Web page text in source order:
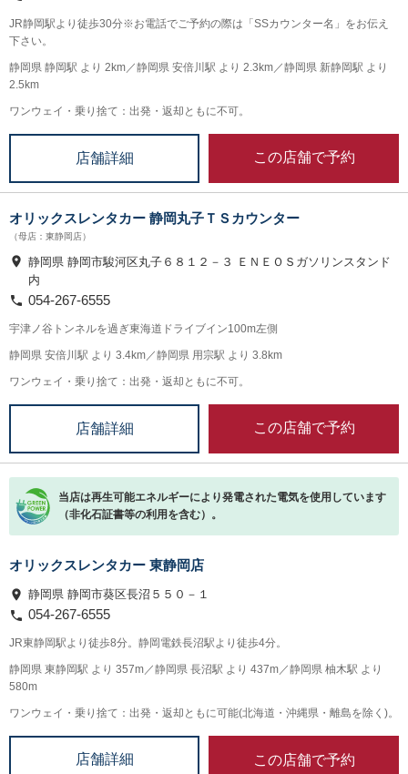
JR静岡駅より徒歩30分※お電話でご予約の際は「SSカウンター名」をお伝え
下さい。
静岡県 静岡駅 より 2km／静岡県 安倍川駅 より 2.3km／静岡県 新静岡駅 より
2.5km
ワンウェイ・乗り捨て：出発・返却ともに不可。
店舗詳細 この店舗で予約
オリックスレンタカー 静岡丸子ＴＳカウンター
（母店：東静岡店）
静岡県 静岡市駿河区丸子６８１２－３ ＥＮＥＯＳガソリンスタンド
内
054-267-6555
宇津ノ谷トンネルを過ぎ東海道ドライブイン100m左側
静岡県 安倍川駅 より 3.4km／静岡県 用宗駅 より 3.8km
ワンウェイ・乗り捨て：出発・返却ともに不可。
店舗詳細 この店舗で予約
当店は再生可能エネルギーにより発電された電気を使用しています
（非化石証書等の利用を含む）。
オリックスレンタカー 東静岡店
静岡県 静岡市葵区長沼５５０－１
054-267-6555
JR東静岡駅より徒歩8分。静岡電鉄長沼駅より徒歩4分。
静岡県 東静岡駅 より 357m／静岡県 長沼駅 より 437m／静岡県 柚木駅 より
580m
ワンウェイ・乗り捨て：出発・返却ともに可能(北海道・沖縄県・離島を除く)。
店舗詳細 この店舗で予約